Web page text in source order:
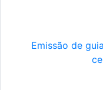
Emissão de